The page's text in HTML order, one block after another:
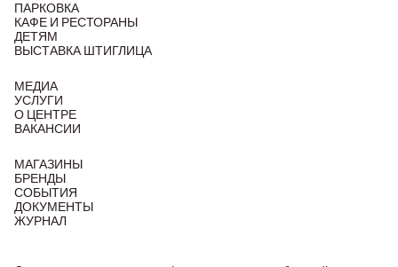
ПАРКОВКА
КАФЕ И РЕСТОРАНЫ
ДЕТЯМ
ВЫСТАВКА ШТИГЛИЦА
МЕДИА
УСЛУГИ
О ЦЕНТРЕ
ВАКАНСИИ
МАГАЗИНЫ
БРЕНДЫ
СОБЫТИЯ
ДОКУМЕНТЫ
ЖУРНАЛ